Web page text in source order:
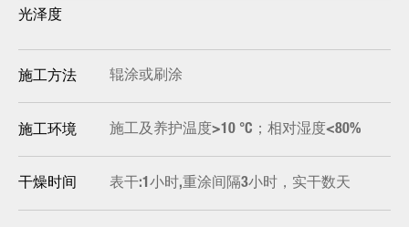
光泽度
施工方法 辊涂或刷涂
施工环境 施工及养护温度>10 °C；相对湿度<80%
干燥时间 表干:1小时,重涂间隔3小时，实干数天